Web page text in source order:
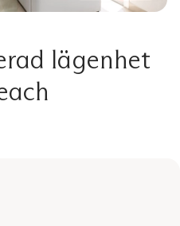
lägenhet